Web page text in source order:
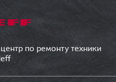
по ремонту техники